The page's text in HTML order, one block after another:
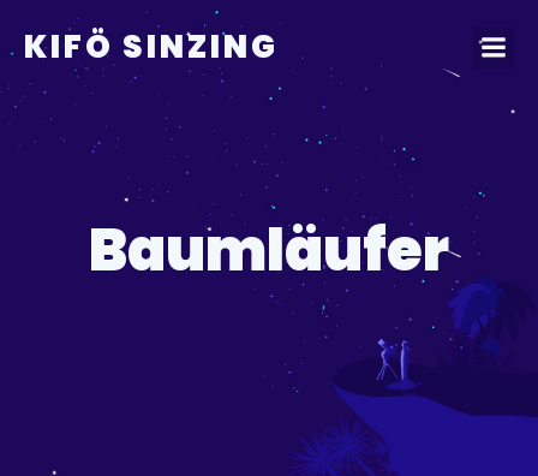
KIFÖ SINZING
Baumläufer